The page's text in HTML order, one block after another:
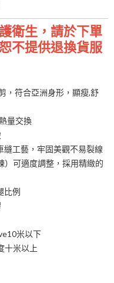
衛生，請於下單
不提供退換貨服
，符合亞洲身形，顯瘦,舒
量交換
縫工藝，牢固美觀不易裂線
）可適度調整，採用精緻的
比例
米以下
米以上